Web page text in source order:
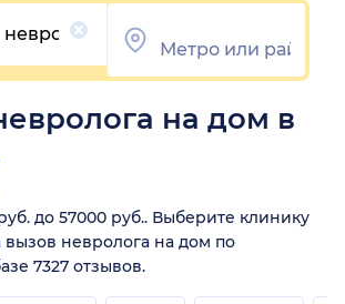
на дом в
до 57000 руб.. Выберите клинику
вызов невролога на дом по
7327 отзывов.